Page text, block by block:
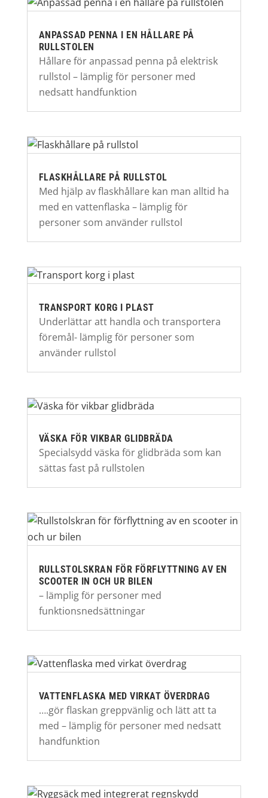
ANPASSAD PENNA I EN HÅLLARE PÅ
RULLSTOLEN
Hållare för anpassad penna på elektrisk
rullstol – lämplig för personer med
nedsatt handfunktion
FLASKHÅLLARE PÅ RULLSTOL
Med hjälp av flaskhållare kan man alltid ha
med en vattenflaska – lämplig för
personer som använder rullstol
TRANSPORT KORG I PLAST
Underlättar att handla och transportera
föremål- lämplig för personer som
använder rullstol
VÄSKA FÖR VIKBAR GLIDBRÄDA
Specialsydd väska för glidbräda som kan
sättas fast på rullstolen
RULLSTOLSKRAN FÖR FÖRFLYTTNING AV EN
SCOOTER IN OCH UR BILEN
– lämplig för personer med
funktionsnedsättningar
VATTENFLASKA MED VIRKAT ÖVERDRAG
….gör flaskan greppvänlig och lätt att ta
med – lämplig för personer med nedsatt
handfunktion